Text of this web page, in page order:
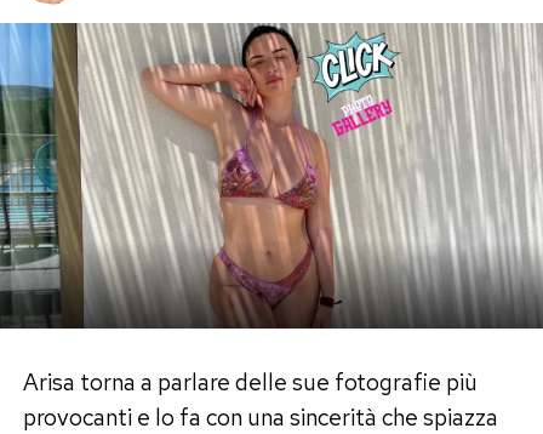
Arisa torna a parlare delle sue fotografie più
provocanti e lo fa con una sincerità che spiazza